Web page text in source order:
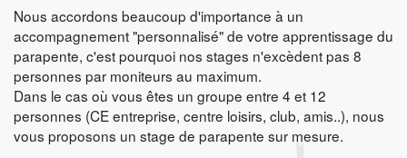
Nous accordons beaucoup d'importance à un
accompagnement "personnalisé" de votre apprentissage du
parapente, c'est pourquoi nos stages n'excèdent pas 8
personnes par moniteurs au maximum.
Dans le cas où vous êtes un groupe entre 4 et 12
personnes (CE entreprise, centre loisirs, club, amis..), nous
vous proposons un stage de parapente sur mesure.